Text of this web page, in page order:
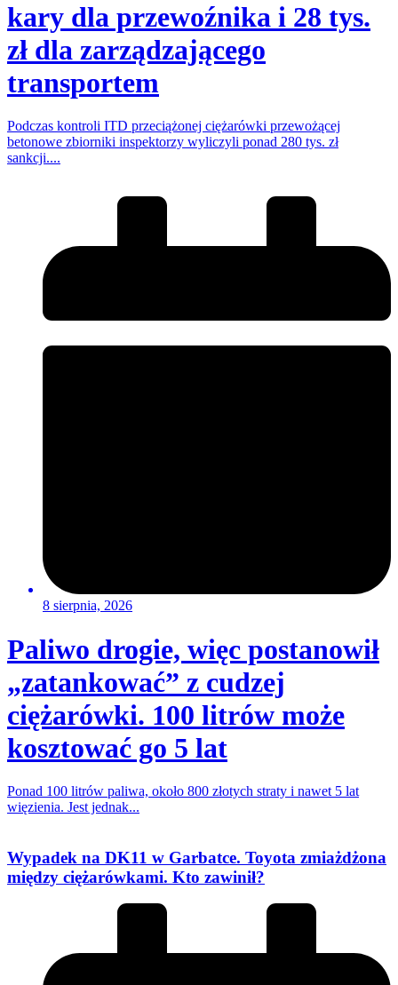
kary dla przewoźnika i 28 tys.
zł dla zarządzającego
transportem
Podczas kontroli ITD przeciążonej ciężarówki przewożącej
betonowe zbiorniki inspektorzy wyliczyli ponad 280 tys. zł
sankcji....
8 sierpnia, 2026
Paliwo drogie, więc postanowił
„zatankować” z cudzej
ciężarówki. 100 litrów może
kosztować go 5 lat
Ponad 100 litrów paliwa, około 800 złotych straty i nawet 5 lat
więzienia. Jest jednak...
Wypadek na DK11 w Garbatce. Toyota zmiażdżona
między ciężarówkami. Kto zawinił?